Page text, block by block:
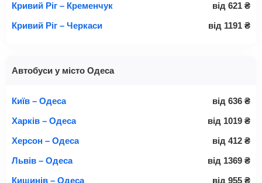
Кривий Ріг – Кременчук
від 621 ₴
Кривий Ріг – Черкаси
від 1191 ₴
Автобуси у місто Одеса
Київ – Одеса від 636 ₴
Харків – Одеса
від 1019 ₴
Херсон – Одеса
від 412 ₴
Львів – Одеса
від 1369 ₴
Кишинів – Одеса
від 955 ₴